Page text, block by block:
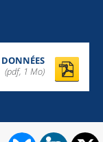
DONNÉES
(pdf, 1 Mo)